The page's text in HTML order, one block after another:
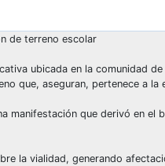
de terreno escolar
ubicada en la comunidad
que, aseguran, pertenece a la
manifestación que derivó en
la vialidad, generando